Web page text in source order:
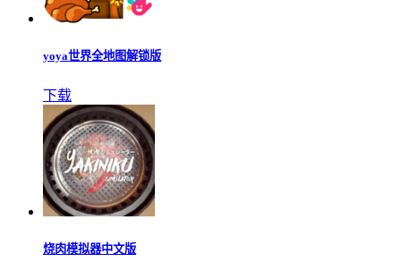
yoya世界全地图解锁版
下载
烧肉模拟器中文版